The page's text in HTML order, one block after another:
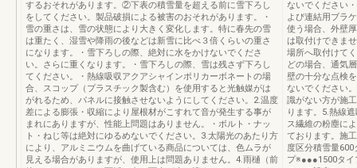
するおそれがあります。②下表の積雪量を超える前に雪下ろし
をしてください。製品破損による被害のおそれがあります。・
雪の重さは、雪の状態により大きく変化します。特に春先の雪
は重たく、湿雪や降雨の後などは新雪に比べ３倍くらいの重さ
になります。・雪下ろしの際、絶対に水をかけないでくださ
い。さらに重くなります。・雪下ろしの際、雪は残さず下ろし
てください。・熱線吸収アクアシャインポリカーボネートの場
合、スコップ（プラスチック製含む）を使用すると光触媒がは
がれるため、パネルに接触させないようにしてください。2.温度
差による膨張・収縮により屋根材がこすれて音が発生する事が
まれにありますが、性能上問題はありません。・ボルト・ナッ
ト・ねじ等は絶対にゆるめないでください。3.太陽光のあたり方
により、アルミニウムを曲げている商品については、色ムラが
見える場合がありますが、使用上は問題ありません。4.雨樋（前
ないでください
よび連結用ブラ
使う場合、外壁
は取付けできま
場所へ取付けて
どの場合、通気
壁の十分な点検
ないでください
識がない方が施
ります。5.熱線
ス繊維の粉塵に
ております。施
度区分積雪量
プ※●●●1500タイ